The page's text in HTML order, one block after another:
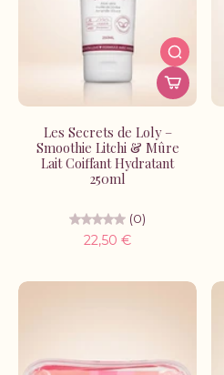
Les Secrets de Loly –
Smoothie Litchi & Mûre
Lait Coiffant Hydratant
250ml
(0)
22,50 €